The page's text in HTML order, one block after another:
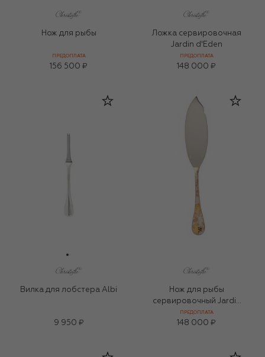
Нож для рыбы
ПРЕДОПЛАТА
156 500 ₽
Ложка сервировочная
Jardin d'Eden
ПРЕДОПЛАТА
148 000 ₽
Вилка для лобстера Albi
9 950 ₽
Нож для рыбы
сервировочный Jardin
d'Eden
ПРЕДОПЛАТА
148 000 ₽